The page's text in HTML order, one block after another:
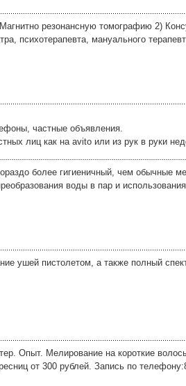
резонансную томографию 2)
психотерапевта, мануального
частные объявления.
лиц как на avito или из рук в руки
более гигиеничный, чем обычные
воды в пар и
ушей пистолетом, а также полный
Опыт. Мелирование на короткие
от 300 рублей. Запись по